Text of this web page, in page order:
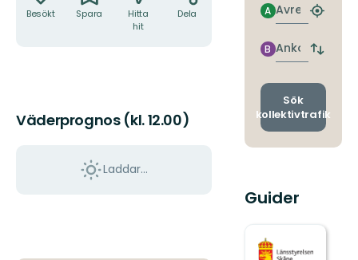
Besökt Spara
Hitta
hit
Dela
Väderprognos (kl. 12.00)
Laddar...
Avresa
A
Hitta
Ankomst
B
Byt
och
Sök
kollektivtrafik
Guider